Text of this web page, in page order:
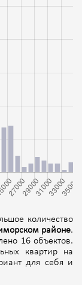
количество
районе.
16 объектов.
квартир на
для себя и